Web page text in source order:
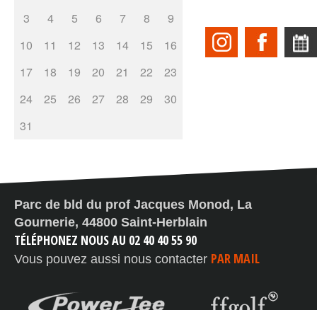
3
4 5 6 7 8
9
10
11 12 13 14 15
16
17
18 19 20 21 22
23
24
25 26 27 28 29
30
31
Parc de bld du prof Jacques Monod, La
Gournerie, 44800 Saint-Herblain​
TÉLÉPHONEZ NOUS AU 02 40 40 55 90
Vous pouvez aussi nous contacter PAR MAIL